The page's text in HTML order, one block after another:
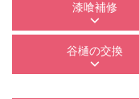
漆喰補修
谷樋の交換